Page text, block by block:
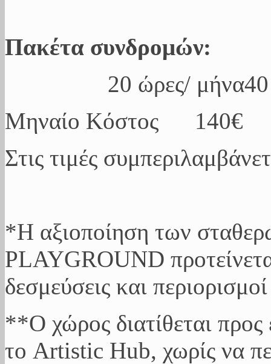
Πακέτα συνδρομών:
20 ώρες/ μήνα40
Μηναίο Κόστος
Στις τιμές
*Η αξιοποίηση των
PLAYGROUND
δεσμεύσεις και
**Ο χώρος διατίθεται προς
το Artistic Hub, χωρίς να